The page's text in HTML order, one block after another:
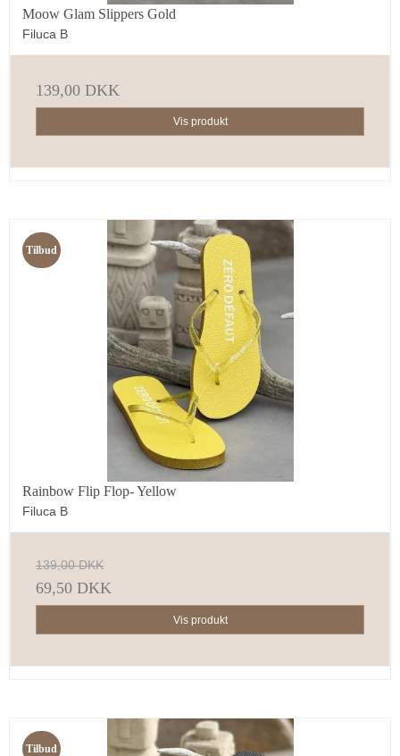
Moow Glam Slippers Gold
Filuca B
139,00 DKK
Vis produkt
Tilbud
Rainbow Flip Flop- Yellow
Filuca B
139,00 DKK
69,50 DKK
Vis produkt
Tilbud